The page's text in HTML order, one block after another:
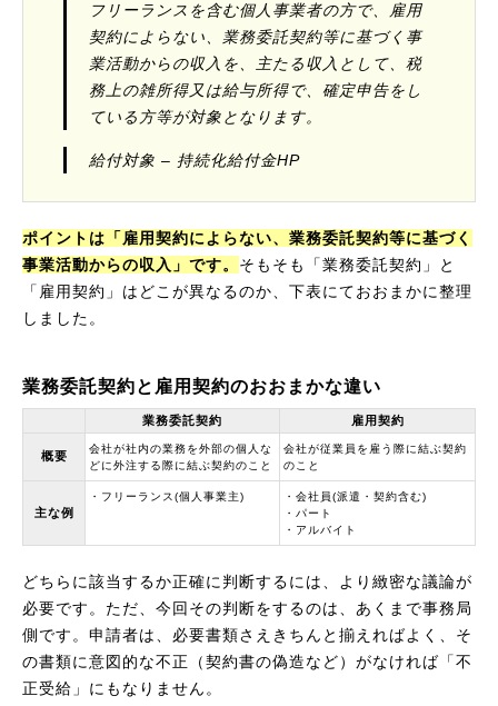
フリーランスを含む個人事業者の方で、雇用
契約によらない、業務委託契約等に基づく事
業活動からの収入を、主たる収入として、税
務上の雑所得又は給与所得で、確定申告をし
ている方等が対象となります。
給付対象 – 持続化給付金HP
ポイントは「雇用契約によらない、業務委託契約等に基づく
事業活動からの収入」です。 そもそも「業務委託契約」と
「雇用契約」はどこが異なるのか、下表にておおまかに整理
しました。
業務委託契約と雇用契約のおおまかな違い
業務委託契約 雇用契約
概要
会社が社内の業務を外部の個人な
どに外注する際に結ぶ契約のこと
会社が従業員を雇う際に結ぶ契約
のこと
主な例
・フリーランス(個人事業主)
・会社員(派遣・契約含む)
・パート
・アルバイト
どちらに該当するか正確に判断するには、より緻密な議論が
必要です。ただ、今回その判断をするのは、あくまで事務局
側です。申請者は、必要書類さえきちんと揃えればよく、そ
の書類に意図的な不正（契約書の偽造など）がなければ「不
正受給」にもなりません。